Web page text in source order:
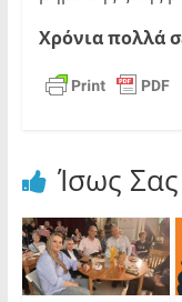
Χρόνια πολλά
Ίσως